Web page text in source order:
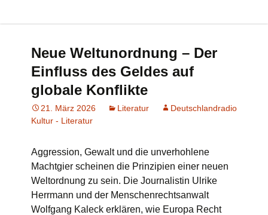
Neue Weltunordnung – Der
Einfluss des Geldes auf
globale Konflikte
21. März 2026 Literatur
Deutschlandradio
Kultur - Literatur
Aggression, Gewalt und die unverhohlene
Machtgier scheinen die Prinzipien einer neuen
Weltordnung zu sein. Die Journalistin Ulrike
Herrmann und der Menschenrechtsanwalt
Wolfgang Kaleck erklären, wie Europa Recht